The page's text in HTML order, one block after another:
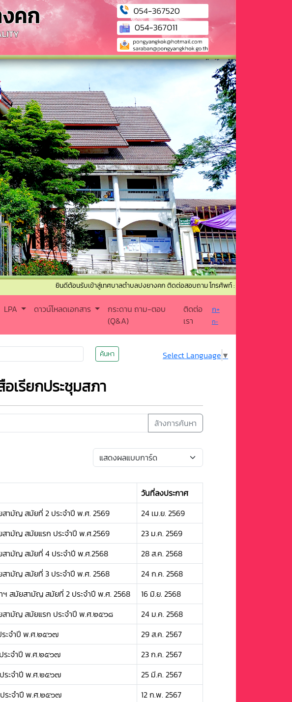
ยินดีต้อนรับเข้าสู่เทศบาลตำบลปงยางคก ติดต่อสอบถาม โทรศัพท์ : 054-367520 โทรสาร : 054-
LPA ดาวน์โหลดเอกสาร
กระดาน ถาม-ตอบ
(Q&A)
ติดต่อ
เรา
ก+
ก-
ค้นหา Select Language ▼
เรียกประชุมสภา
ล้างการค้นหา
วันที่ลงประกาศ
ามัญ สมัยที่ 2 ประจำปี พ.ศ. 2569
24 เม.ย. 2569
ามัญ สมัยแรก ประจำปี พ.ศ.2569
23 ม.ค. 2569
ามัญ สมัยที่ 4 ประจำปี พ.ศ.2568
28 ส.ค. 2568
ามัญ สมัยที่ 3 ประจำปี พ.ศ. 2568
24 ก.ค. 2568
ฯ สมัยสามัญ สมัยที่ 2 ประจำปี พ.ศ. 2568
16 มิ.ย. 2568
สามัญ สมัยแรก ประจำปี พ.ศ.๒๕๖๘
24 ม.ค. 2568
ระจำปี พ.ศ.๒๕๖๗
29 ส.ค. 2567
ระจำปี พ.ศ.๒๕๖๗
23 ก.ค. 2567
ระจำปี พ.ศ.๒๕๖๗
25 มี.ค. 2567
ระจำปี พ.ศ.๒๕๖๗ 12 ก.พ. 2567